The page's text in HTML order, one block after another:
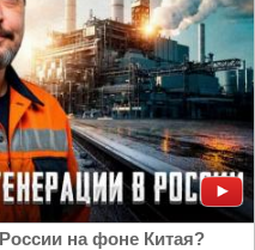
на фоне Китая?